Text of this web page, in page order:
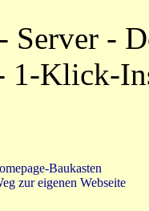
Server -
1-Klick-
Baukasten
zur eigenen Webseite